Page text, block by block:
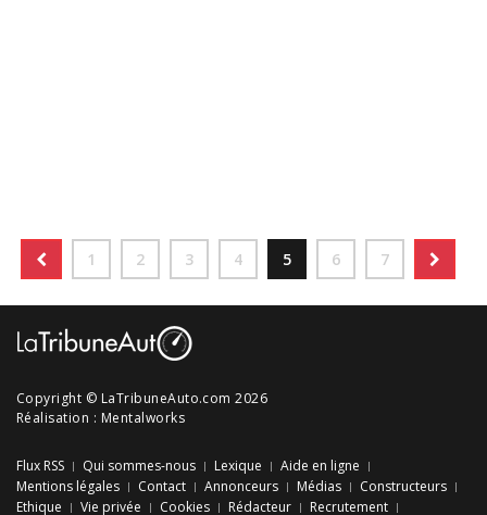
1 2 3 4 5 6 7
Copyright © LaTribuneAuto.com 2026
Réalisation : Mentalworks
Flux RSS Qui sommes-nous Lexique
Aide en ligne
Mentions légales
Contact Annonceurs Médias
Constructeurs
Ethique
Vie privée Cookies Rédacteur Recrutement